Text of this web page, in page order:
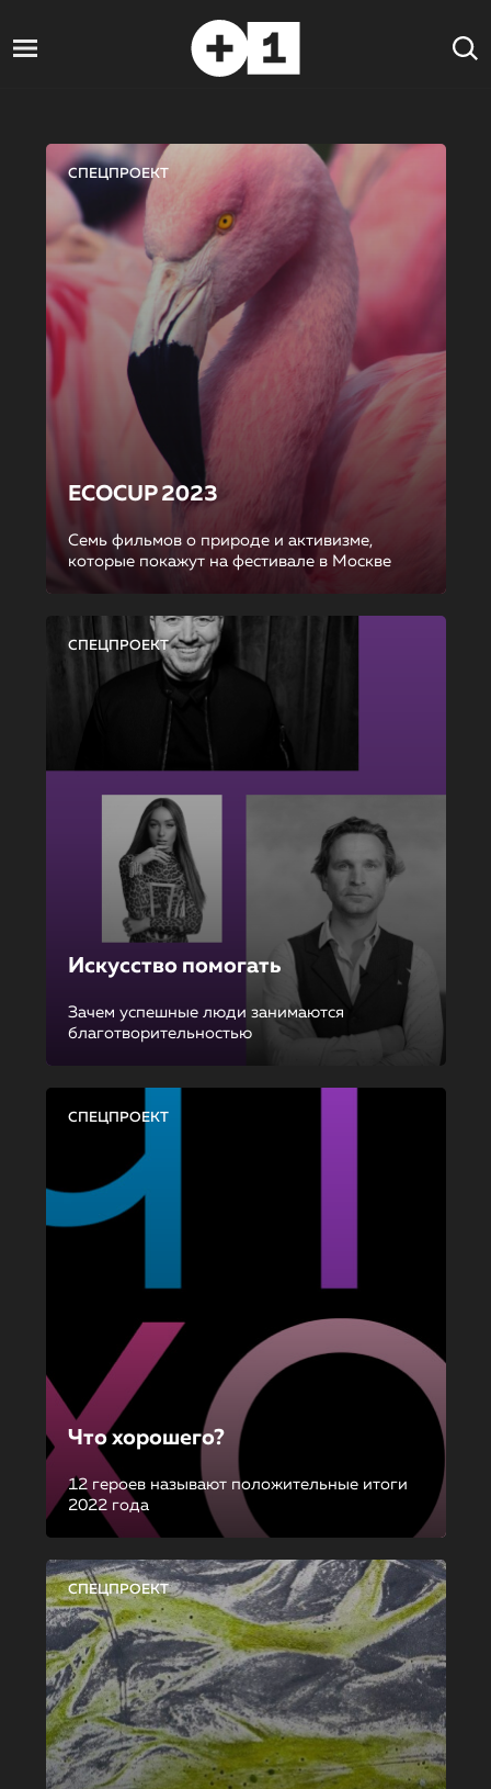
СПЕЦПРОЕКТ
ECOCUP 2023
Семь фильмов о природе и активизме,
которые покажут на фестивале в Москве
СПЕЦПРОЕКТ
Искусство помогать
Зачем успешные люди занимаются
благотворительностью
СПЕЦПРОЕКТ
Что хорошего?
12 героев называют положительные итоги
2022 года
СПЕЦПРОЕКТ